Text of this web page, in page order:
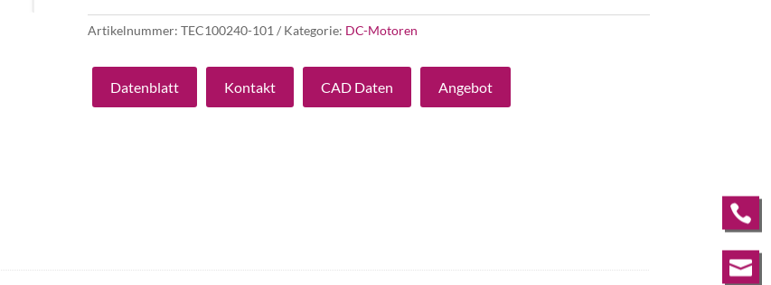
Artikelnummer:TEC100240-101 Kategorie: DC-Motoren
Datenblatt Kontakt CAD Daten Angebot

